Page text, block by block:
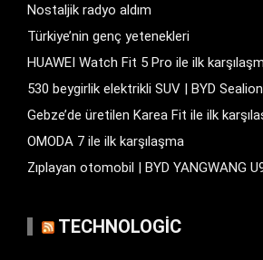
Nostaljik radyo aldım
Türkiye’nin genç yetenekleri
HUAWEI Watch Fit 5 Pro ile ilk
530 beygirlik elektrikli SUV | BYD
Gebze’de üretilen Karea Fit ile ilk
OMODA 7 ile ilk karşılaşma
Zıplayan otomobil | BYD YANGWANG
TECHNOLOGIC